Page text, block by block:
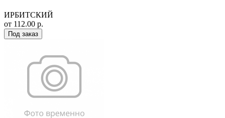
ИРБИТСКИЙ
от 112.00 р.
Под заказ